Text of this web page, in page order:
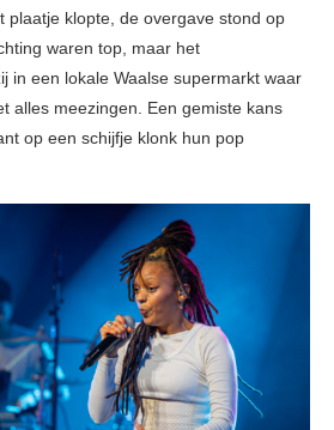
plaatje klopte, de overgave stond op
waren top, maar het
in een lokale Waalse supermarkt waar
alles meezingen. Een gemiste kans
op een schijfje klonk hun pop